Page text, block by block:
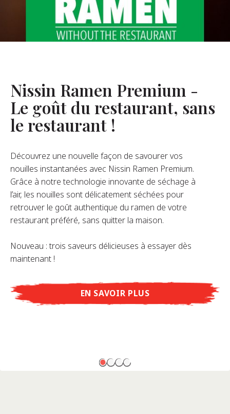
De Nous
FAQ
Nissin Ramen Premium -
Le goût du restaurant, sans
le restaurant !
Découvrez une nouvelle façon de savourer vos
nouilles instantanées avec Nissin Ramen Premium.
Grâce à notre technologie innovante de séchage à
l’air, les nouilles sont délicatement séchées pour
retrouver le goût authentique du ramen de votre
restaurant préféré, sans quitter la maison.
Nouveau : trois saveurs délicieuses à essayer dès
maintenant !
EN SAVOIR PLUS